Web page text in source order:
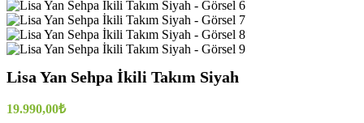
Lisa Yan Sehpa İkili Takım Siyah
19.990,00₺